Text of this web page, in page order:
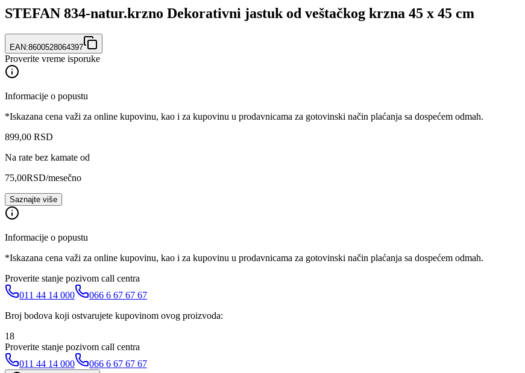
STEFAN 834-natur.krzno Dekorativni jastuk od veštačkog krzna 45 x 45 cm
EAN:8600528064397
Proverite vreme isporuke
Informacije o popustu
*Iskazana cena važi za online kupovinu, kao i za kupovinu u prodavnicama za gotovinski način plaćanja sa dospećem odmah.
899,00 RSD
Na rate bez kamate od
75,00RSD/mesečno
Saznajte više
Informacije o popustu
*Iskazana cena važi za online kupovinu, kao i za kupovinu u prodavnicama za gotovinski način plaćanja sa dospećem odmah.
Proverite stanje pozivom call centra
011 44 14 000
066 6 67 67 67
Broj bodova koji ostvarujete kupovinom ovog proizvoda:
18
Proverite stanje pozivom call centra
011 44 14 000
066 6 67 67 67